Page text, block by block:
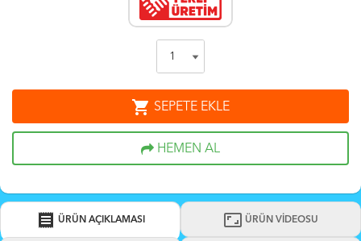
shopping_cart SEPETE EKLE
HEMEN AL
receipt ÜRÜN AÇIKLAMASI aspect_ratio ÜRÜN VİDEOSU